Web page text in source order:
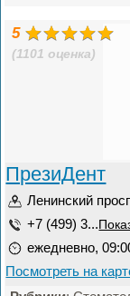
5
(1101 оценка)
ПрезиДент
Ленинский
+7 (499) 3...
ежедневно,
Посмотреть на